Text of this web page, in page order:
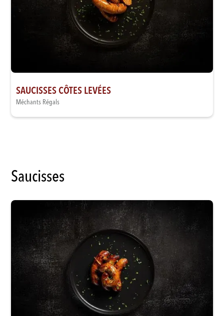
SAUCISSES CÔTES LEVÉES
Méchants Régals
Saucisses